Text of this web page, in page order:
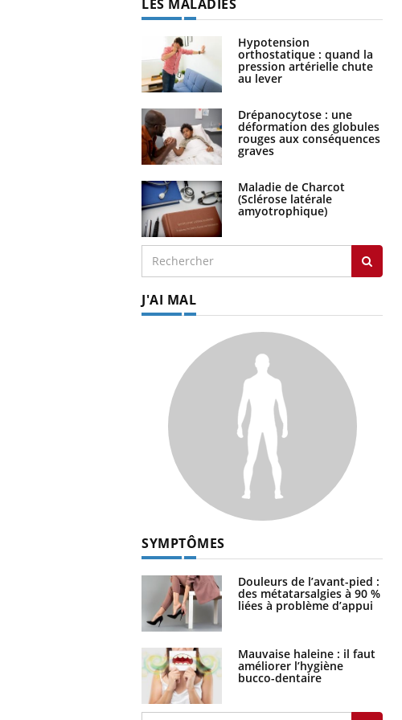
LES MALADIES
Hypotension
orthostatique : quand la
pression artérielle chute
au lever
Drépanocytose : une
déformation des globules
rouges aux conséquences
graves
Maladie de Charcot
(Sclérose latérale
amyotrophique)
J'AI MAL
SYMPTÔMES
Douleurs de l’avant-pied :
des métatarsalgies à 90 %
liées à problème d’appui
Mauvaise haleine : il faut
améliorer l’hygiène
bucco-dentaire